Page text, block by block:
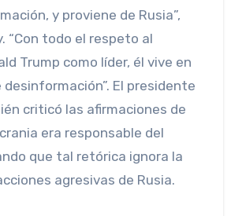
y proviene de Rusia”,
“Con todo el respeto al
Trump como líder, él vive en
El presidente
criticó las afirmaciones de
era responsable del
que tal retórica ignora la
agresivas de Rusia.